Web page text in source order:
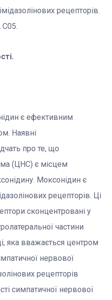
рецепторів.
С05.
є ефективним
Наявні
про те, що
(ЦНС) є місцем
Моксонідин є
рецепторів. Ці
сконцентровані у
частини
яка вважається центром
нервової
рецепторів
симпатичної нервової